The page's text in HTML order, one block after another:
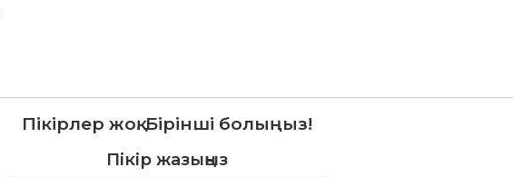
Пікірлер жоқ. Бірінші болыңыз!
Пікір жазыңыз